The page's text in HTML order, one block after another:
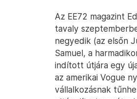
Az EE72 magazint
tavaly
negyedik (az elsőn
Samuel, a
indított útjára egy
az amerikai Vogue
vállalkozásnak